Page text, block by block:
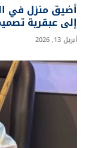
أضيق منزل في
إلى عبقرية
أبريل 13, 2026